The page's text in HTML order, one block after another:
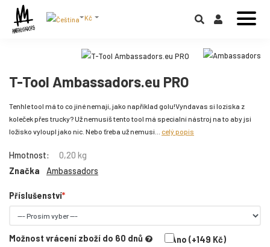
Kč
T-Tool Ambassadors.eu PRO
Tenhle tool má to co jiné nemají, jako například golu!Vyndavas si loziska z
koleček přes trucky? Už nemusíš tento tool má specialní nástroj na to aby jsi
ložisko vyloupl jako nic. Nebo ťreba už nemusi... celý popis
Hmotnost:
0,20 kg
Značka
Ambassadors
Příslušenství
Možnost vrácení zboží do 60 dnů Ano (+149 Kč)